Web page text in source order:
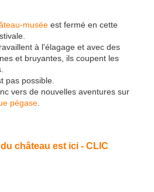
musée est fermé en cette
à l'élagage et avec des
et bruyantes, ils coupent les
pas possible.
vers de nouvelles aventures sur
pégase.
château est ici - CLIC